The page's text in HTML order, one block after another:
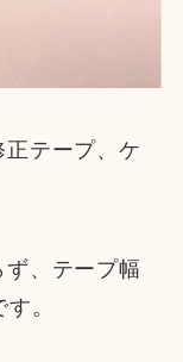
テープ、ケ
、テープ幅
。